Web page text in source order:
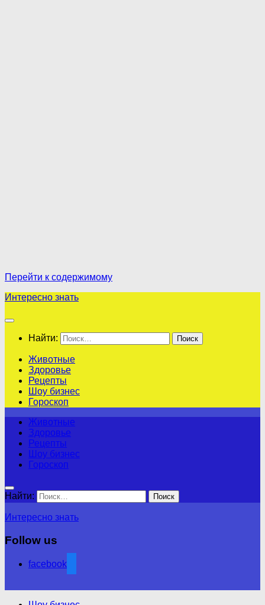
Перейти к содержимому
Интересно знать
Найти:
Животные
Здоровье
Рецепты
Шоу бизнес
Гороскоп
Животные
Здоровье
Рецепты
Шоу бизнес
Гороскоп
Найти:
Интересно знать
Follow us
facebook